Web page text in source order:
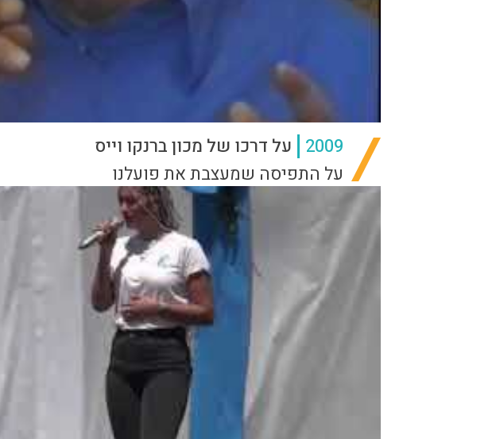
2009 על דרכו של מכון ברנקו וייס
על התפיסה שמעצבת את פועלנו